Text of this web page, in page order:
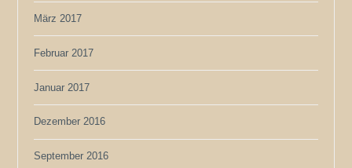
März 2017
Februar 2017
Januar 2017
Dezember 2016
September 2016